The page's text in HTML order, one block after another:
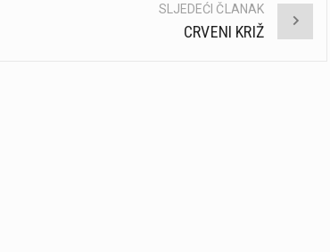
SLJEDEĆI ČLANAK
CRVENI KRIŽ